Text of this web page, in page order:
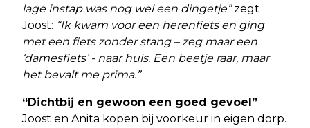
lage instap was nog wel een dingetje”zegt
Joost: “Ik kwam voor een herenfiets en ging
met een fiets zonder stang – zeg maar een
‘damesfiets’ - naar huis. Een beetje raar, maar
het bevalt me prima.”
“Dichtbij en gewoon een goed gevoel”
Joost en Anita kopen bij voorkeur in eigen dorp.